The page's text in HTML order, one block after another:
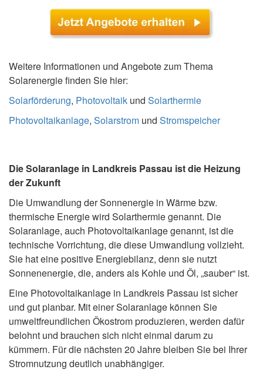
Weitere Informationen und Angebote zum Thema
Solarenergie finden Sie hier:
Solarförderung, Photovoltaik und Solarthermie
Photovoltaikanlage, Solarstrom und Stromspeicher
Die Solaranlage in Landkreis Passau ist die Heizung
der Zukunft
Die Umwandlung der Sonnenergie in Wärme bzw.
thermische Energie wird Solarthermie genannt. Die
Solaranlage, auch Photovoltaikanlage genannt, ist die
technische Vorrichtung, die diese Umwandlung vollzieht.
Sie hat eine positive Energiebilanz, denn sie nutzt
Sonnenenergie, die, anders als Kohle und Öl, „sauber“ ist.
Eine Photovoltaikanlage in Landkreis Passau ist sicher
und gut planbar. Mit einer Solaranlage können Sie
umweltfreundlichen Ökostrom produzieren, werden dafür
belohnt und brauchen sich nicht einmal darum zu
kümmern. Für die nächsten 20 Jahre bleiben Sie bei Ihrer
Stromnutzung deutlich unabhängiger.